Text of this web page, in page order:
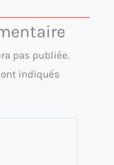
pas publiée.
indiqués